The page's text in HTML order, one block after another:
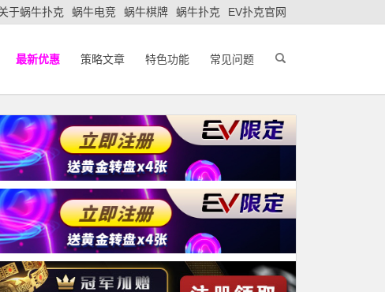
于蜗牛扑克 蜗牛电竞 蜗牛棋牌 蜗牛扑克 EV扑克官网
最新优惠 策略文章 特色功能 常见问题